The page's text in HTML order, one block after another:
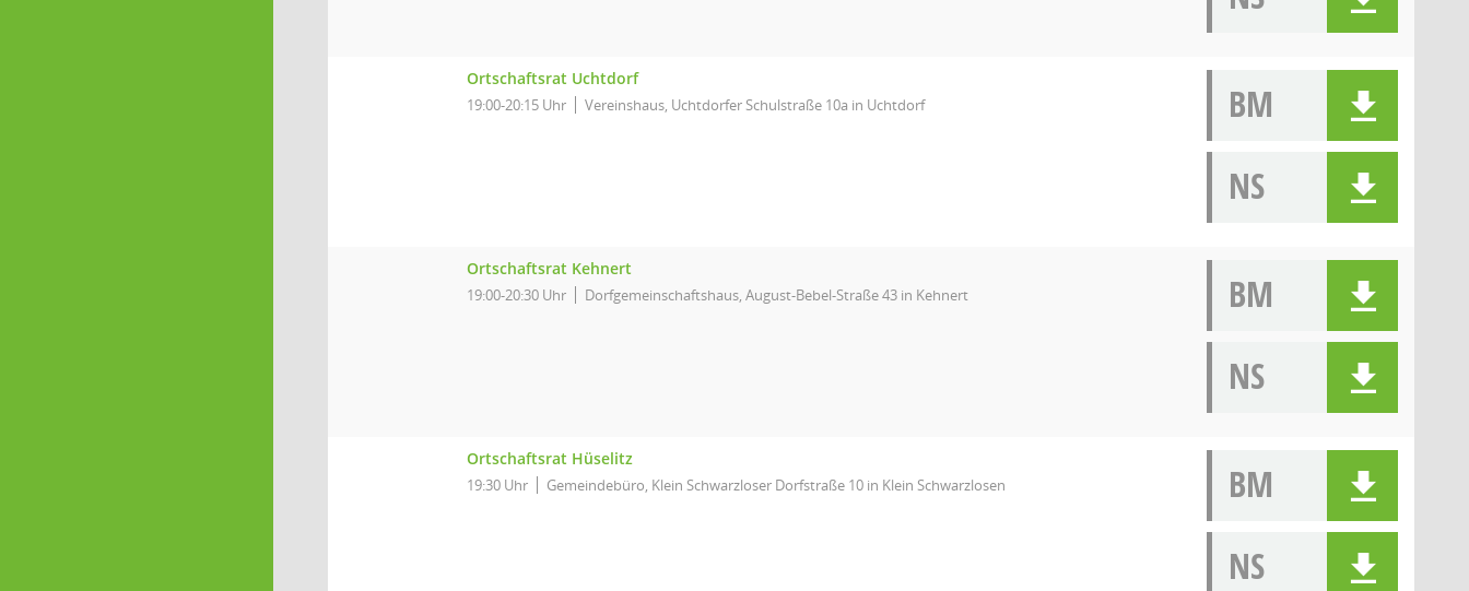
Ortschaftsrat Uchtdorf
19:00-20:15 Uhr Vereinshaus, Uchtdorfer Schulstraße 10a in Uchtdorf
BM
NS
Ortschaftsrat Kehnert
19:00-20:30 Uhr Dorfgemeinschaftshaus, August-Bebel-Straße 43 in Kehnert
BM
NS
Ortschaftsrat Hüselitz
19:30 Uhr Gemeindebüro, Klein Schwarzloser Dorfstraße 10 in Klein Schwarzlosen
BM
NS